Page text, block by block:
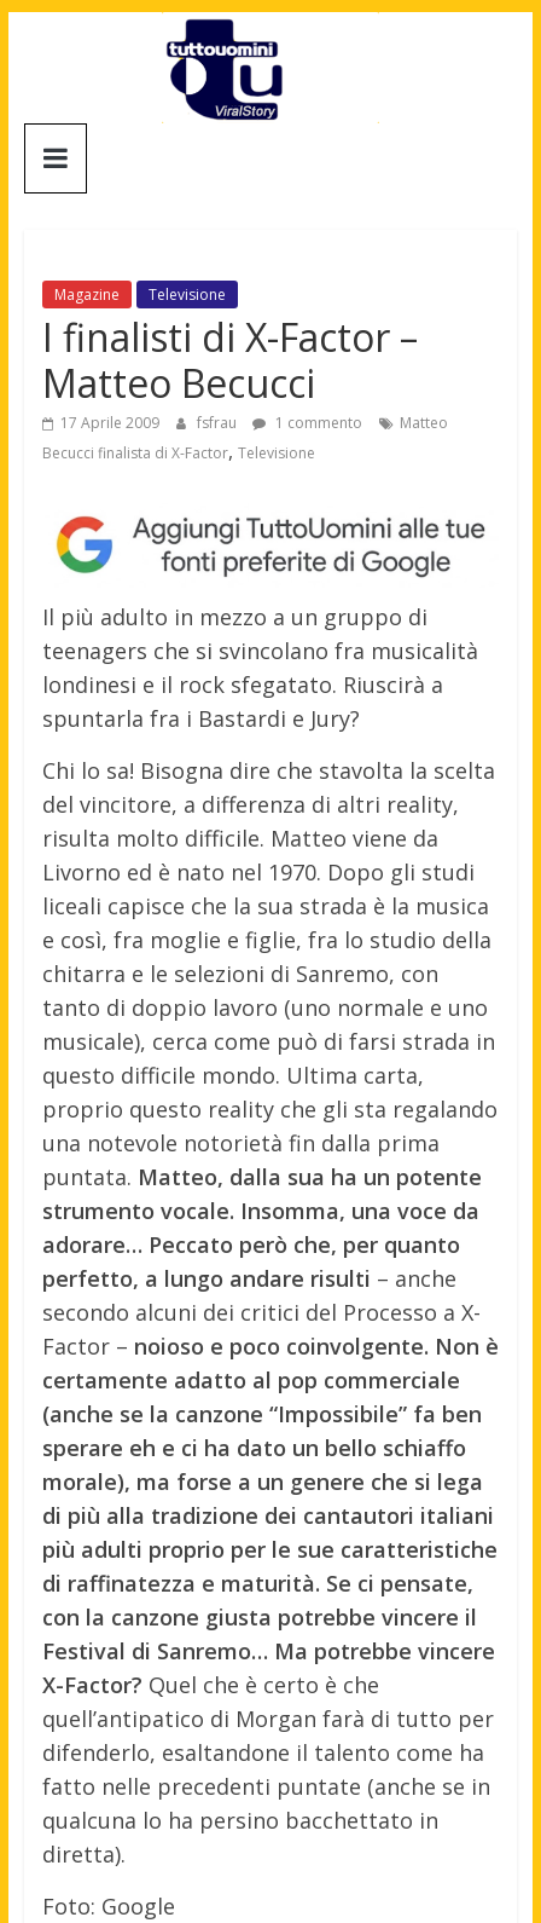
Tuttouomini
Motori,
gay
news
moda
maschile
Magazine Televisione
I finalisti di X-Factor –
Matteo Becucci
17 Aprile 2009 fsfrau 1 commento
Matteo
Becucci finalista di X-Factor, Televisione
Il più adulto in mezzo a un gruppo di
teenagers che si svincolano fra musicalità
londinesi e il rock sfegatato. Riuscirà a
spuntarla fra i Bastardi e Jury?
Chi lo sa! Bisogna dire che stavolta la scelta
del vincitore, a differenza di altri reality,
risulta molto difficile. Matteo viene da
Livorno ed è nato nel 1970. Dopo gli studi
liceali capisce che la sua strada è la musica
e così, fra moglie e figlie, fra lo studio della
chitarra e le selezioni di Sanremo, con
tanto di doppio lavoro (uno normale e uno
musicale), cerca come può di farsi strada in
questo difficile mondo. Ultima carta,
proprio questo reality che gli sta regalando
una notevole notorietà fin dalla prima
puntata. Matteo, dalla sua ha un potente
strumento vocale. Insomma, una voce da
adorare… Peccato però che, per quanto
perfetto, a lungo andare risulti – anche
secondo alcuni dei critici del Processo a X-
Factor – noioso e poco coinvolgente. Non è
certamente adatto al pop commerciale
(anche se la canzone “Impossibile” fa ben
sperare eh e ci ha dato un bello schiaffo
morale), ma forse a un genere che si lega
di più alla tradizione dei cantautori italiani
più adulti proprio per le sue caratteristiche
di raffinatezza e maturità. Se ci pensate,
con la canzone giusta potrebbe vincere il
Festival di Sanremo… Ma potrebbe vincere
X-Factor? Quel che è certo è che
quell’antipatico di Morgan farà di tutto per
difenderlo, esaltandone il talento come ha
fatto nelle precedenti puntate (anche se in
qualcuna lo ha persino bacchettato in
diretta).
Foto: Google